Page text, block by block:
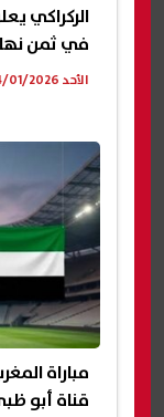
الركراكي
في ثمن
الأحد 04/01/2026 05:37 م
مباراة
قناة أبو